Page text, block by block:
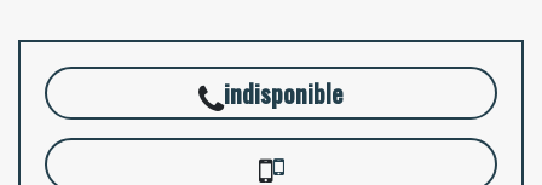
indisponible